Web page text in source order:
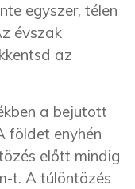
egyszer, télen
évszak
az
a bejutott
földet enyhén
előtt mindig
t. A túlöntözés